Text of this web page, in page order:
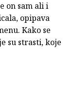
on sam ali i
opipava
Kako se
su strasti, koje